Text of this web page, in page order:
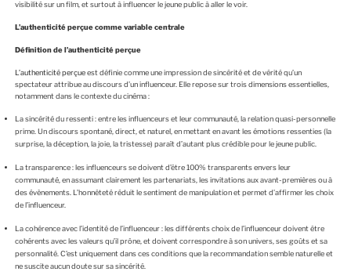
visibilité sur un film, et surtout à influencer le jeune public à aller le voir.
L’authenticité perçue comme variable centrale
Définition de l’authenticité perçue
L’authenticité perçueest définie comme une impression de sincérité et de vérité qu’un
spectateur attribue au discours d’un influenceur. Elle repose sur trois dimensions essentielles,
notamment dans le contexte du cinéma :
La sincérité du ressenti : entre les influenceurs et leur communauté, la relation quasi-personnelle
prime. Un discours spontané, direct, et naturel, en mettant en avant les émotions ressenties (la
surprise, la déception, la joie, la tristesse) paraît d’autant plus crédible pour le jeune public.
La transparence : les influenceurs se doivent d’être 100% transparents envers leur
communauté, en assumant clairement les partenariats, les invitations aux avant-premières ou à
des évènements. L’honnêteté réduit le sentiment de manipulation et permet d’affirmer les choix
de l’influenceur.
La cohérence avec l’identité de l’influenceur : les différents choix de l’influenceur doivent être
cohérents avec les valeurs qu’il prône, et doivent correspondre à son univers, ses goûts et sa
personnalité. C’est uniquement dans ces conditions que la recommandation semble naturelle et
ne suscite aucun doute sur sa sincérité.